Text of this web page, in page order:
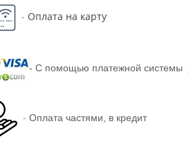
- Оплата на карту
- С помощью платежной системы
- Оплата частями, в кредит